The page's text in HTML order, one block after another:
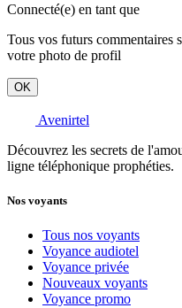
Connecté(e) en tant que
Tous vos futurs commentaires
votre photo de profil
OK
Avenirtel
Découvrez les secrets de
ligne téléphonique prophéties.
Nos voyants
Tous nos voyants
Voyance audiotel
Voyance privée
Nouveaux voyants
Voyance promo